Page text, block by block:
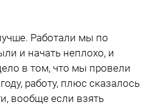
Работали мы по
и начать неплохо, и
в том, что мы провели
работу, плюс сказалось
вообще если взять